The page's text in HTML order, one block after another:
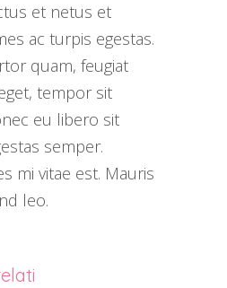
et netus et
ac turpis egestas.
quam, feugiat
tempor sit
eu libero sit
semper.
mi vitae est. Mauris
leo.